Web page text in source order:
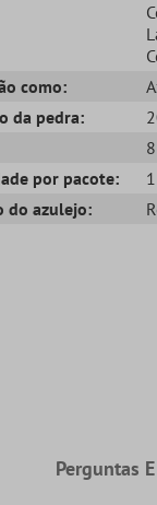
como:
da pedra:
por pacote:
1
do azulejo:
Perguntas